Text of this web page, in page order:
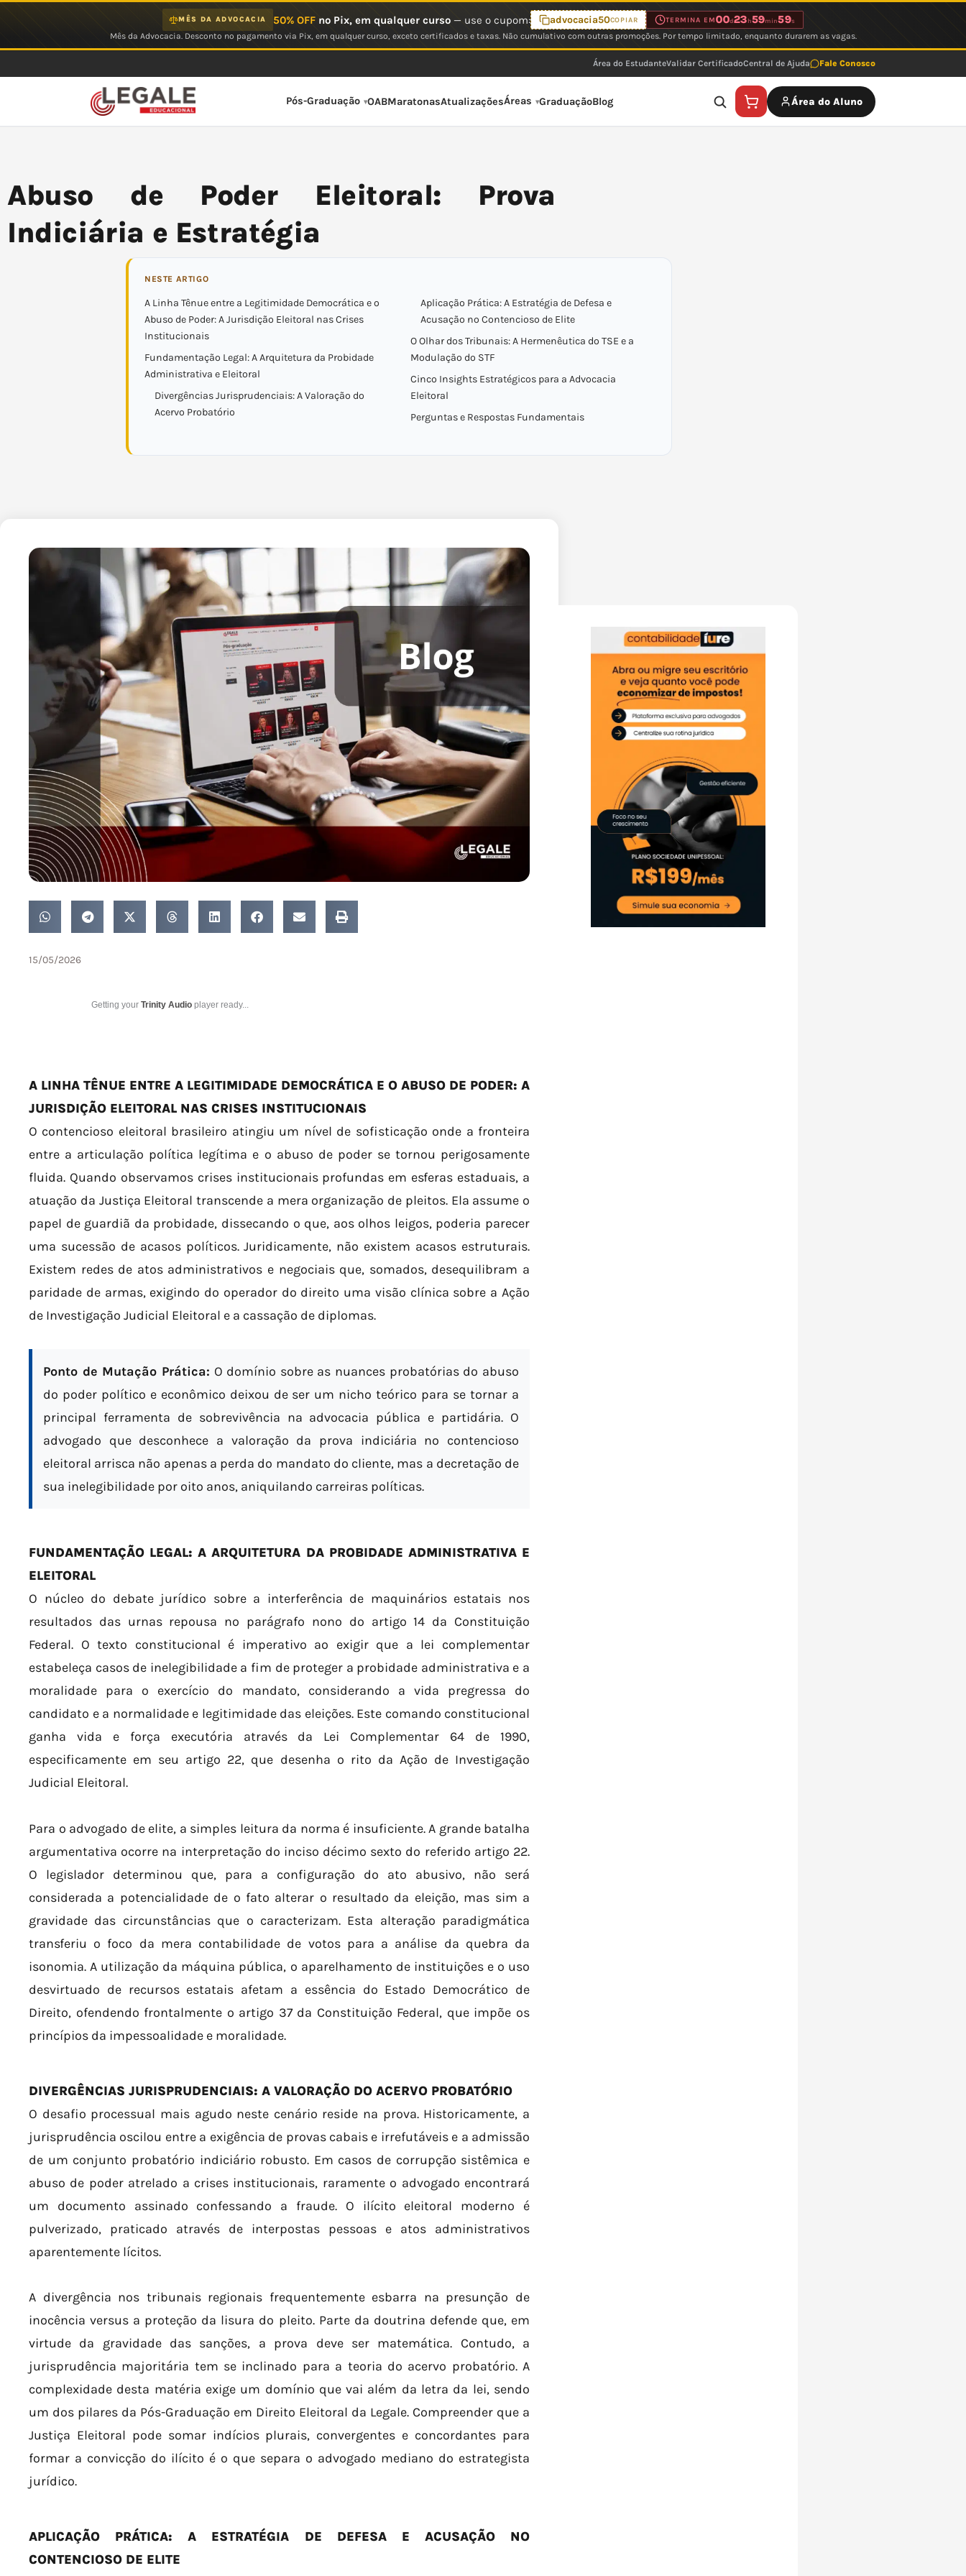
MÊS DA ADVOCACIA 50% OFFno Pix, em qualquer curso— use o cupom: advocacia50COPIAR TERMINA EM00d23 h59min59s
Mês da Advocacia. Desconto no pagamento via Pix, em qualquer curso, exceto certificados e taxas. Não cumulativo com outras promoções. Por tempo limitado, enquanto durarem as vagas.
Área do EstudanteValidar CertificadoCentral de Ajuda Fale Conosco
Pós-Graduação OABMaratonasAtualizaçõesÁreas GraduaçãoBlog Área do Aluno
Abuso de Poder Eleitoral: Prova
Indiciária e Estratégia
NESTE ARTIGO
A Linha Tênue entre a Legitimidade Democrática e o
Abuso de Poder: A Jurisdição Eleitoral nas Crises
Institucionais
Fundamentação Legal: A Arquitetura da Probidade
Administrativa e Eleitoral
Divergências Jurisprudenciais: A Valoração do
Acervo Probatório
Aplicação Prática: A Estratégia de Defesa e
Acusação no Contencioso de Elite
O Olhar dos Tribunais: A Hermenêutica do TSE e a
Modulação do STF
Cinco Insights Estratégicos para a Advocacia
Eleitoral
Perguntas e Respostas Fundamentais
15/05/2026
Getting your Trinity Audio player ready...
A LINHA TÊNUE ENTRE A LEGITIMIDADE DEMOCRÁTICA E O ABUSO DE PODER: A
JURISDIÇÃO ELEITORAL NAS CRISES INSTITUCIONAIS
O contencioso eleitoral brasileiro atingiu um nível de sofisticação onde a fronteira
entre a articulação política legítima e o abuso de poder se tornou perigosamente
fluida. Quando observamos crises institucionais profundas em esferas estaduais, a
atuação da Justiça Eleitoral transcende a mera organização de pleitos. Ela assume o
papel de guardiã da probidade, dissecando o que, aos olhos leigos, poderia parecer
uma sucessão de acasos políticos. Juridicamente, não existem acasos estruturais.
Existem redes de atos administrativos e negociais que, somados, desequilibram a
paridade de armas, exigindo do operador do direito uma visão clínica sobre a Ação
de Investigação Judicial Eleitoral e a cassação de diplomas.
Ponto de Mutação Prática: O domínio sobre as nuances probatórias do abuso
do poder político e econômico deixou de ser um nicho teórico para se tornar a
principal ferramenta de sobrevivência na advocacia pública e partidária. O
advogado que desconhece a valoração da prova indiciária no contencioso
eleitoral arrisca não apenas a perda do mandato do cliente, mas a decretação de
sua inelegibilidade por oito anos, aniquilando carreiras políticas.
FUNDAMENTAÇÃO LEGAL: A ARQUITETURA DA PROBIDADE ADMINISTRATIVA E
ELEITORAL
O núcleo do debate jurídico sobre a interferência de maquinários estatais nos
resultados das urnas repousa no parágrafo nono do artigo 14 da Constituição
Federal. O texto constitucional é imperativo ao exigir que a lei complementar
estabeleça casos de inelegibilidade a fim de proteger a probidade administrativa e a
moralidade para o exercício do mandato, considerando a vida pregressa do
candidato e a normalidade e legitimidade das eleições. Este comando constitucional
ganha vida e força executória através da Lei Complementar 64 de 1990,
especificamente em seu artigo 22, que desenha o rito da Ação de Investigação
Judicial Eleitoral.
Para o advogado de elite, a simples leitura da norma é insuficiente. A grande batalha
argumentativa ocorre na interpretação do inciso décimo sexto do referido artigo 22.
O legislador determinou que, para a configuração do ato abusivo, não será
considerada a potencialidade de o fato alterar o resultado da eleição, mas sim a
gravidade das circunstâncias que o caracterizam. Esta alteração paradigmática
transferiu o foco da mera contabilidade de votos para a análise da quebra da
isonomia. A utilização da máquina pública, o aparelhamento de instituições e o uso
desvirtuado de recursos estatais afetam a essência do Estado Democrático de
Direito, ofendendo frontalmente o artigo 37 da Constituição Federal, que impõe os
princípios da impessoalidade e moralidade.
DIVERGÊNCIAS JURISPRUDENCIAIS: A VALORAÇÃO DO ACERVO PROBATÓRIO
O desafio processual mais agudo neste cenário reside na prova. Historicamente, a
jurisprudência oscilou entre a exigência de provas cabais e irrefutáveis e a admissão
de um conjunto probatório indiciário robusto. Em casos de corrupção sistêmica e
abuso de poder atrelado a crises institucionais, raramente o advogado encontrará
um documento assinado confessando a fraude. O ilícito eleitoral moderno é
pulverizado, praticado através de interpostas pessoas e atos administrativos
aparentemente lícitos.
A divergência nos tribunais regionais frequentemente esbarra na presunção de
inocência versus a proteção da lisura do pleito. Parte da doutrina defende que, em
virtude da gravidade das sanções, a prova deve ser matemática. Contudo, a
jurisprudência majoritária tem se inclinado para a teoria do acervo probatório. A
complexidade desta matéria exige um domínio que vai além da letra da lei, sendo
um dos pilares da Pós-Graduação em Direito Eleitoral da Legale. Compreender que a
Justiça Eleitoral pode somar indícios plurais, convergentes e concordantes para
formar a convicção do ilícito é o que separa o advogado mediano do estrategista
jurídico.
APLICAÇÃO PRÁTICA: A ESTRATÉGIA DE DEFESA E ACUSAÇÃO NO
CONTENCIOSO DE ELITE